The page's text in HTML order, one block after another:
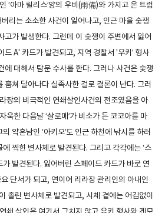
‘아마 릴리스’양의 우비(雨備)와 가지고 온 트럼
버리는 소소한 사건이 일어나고, 인근 마을 숯쟁
고가 발생한다. 그런데 이 숯쟁이 주변에서 잃어
드 A' 카드가 발견되고, 지역 경찰서 '우키’ 형사
에 대해서 탐문 수사를 한다. 그러나 사건은 숯쟁
훔쳐 달아나다 실족사한 걸로 결론이 난다. 그러
장의 비극적인 연쇄살인사건의 전조였음을 아
욱한 다음날 ‘살로메’가 비소가 든 코코아를 마
약혼남인 ‘아키오’도 인근 하천에 낚시를 하러
찍힌 변사체로 발견된다. 그리고 각각에는 ‘스
가 발견된다. 잃어버린 스페이드 카드가 바로 연
단서가 되고, 연이어 리라장 관리인의 아내인
졸린 변사체로 발견되고, 시체 곁에는 어김없이